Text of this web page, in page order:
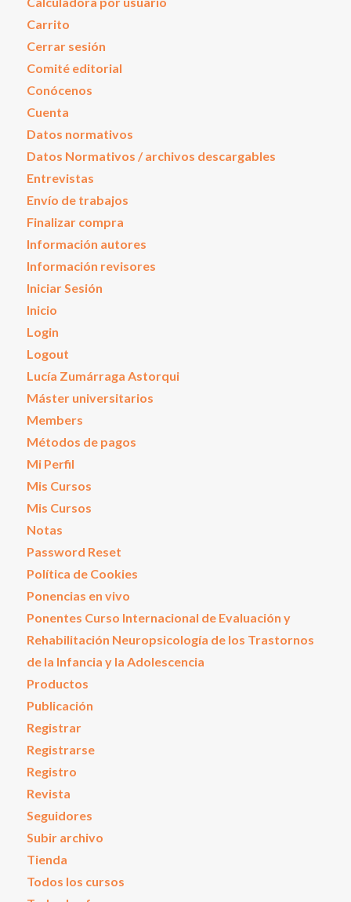
Carrito
Cerrar sesión
Comité editorial
Conócenos
Cuenta
Datos normativos
Datos Normativos / archivos descargables
Entrevistas
Envío de trabajos
Finalizar compra
Información autores
Información revisores
Iniciar Sesión
Inicio
Login
Logout
Lucía Zumárraga Astorqui
Máster universitarios
Members
Métodos de pagos
Mi Perfil
Mis Cursos
Mis Cursos
Notas
Password Reset
Política de Cookies
Ponencias en vivo
Ponentes Curso Internacional de Evaluación y
Rehabilitación Neuropsicología de los Trastornos
de la Infancia y la Adolescencia
Productos
Publicación
Registrar
Registrarse
Registro
Revista
Seguidores
Subir archivo
Tienda
Todos los cursos